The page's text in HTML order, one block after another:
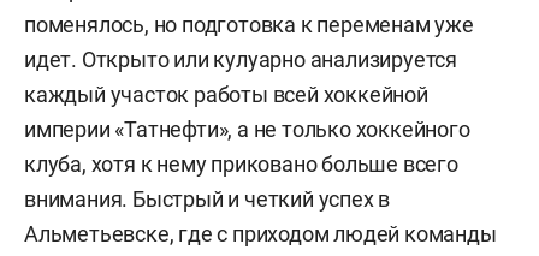
поменялось, но подготовка к переменам уже
идет. Открыто или кулуарно анализируется
каждый участок работы всей хоккейной
империи «Татнефти», а не только хоккейного
клуба, хотя к нему приковано больше всего
внимания. Быстрый и четкий успех в
Альметьевске, где с приходом людей команды